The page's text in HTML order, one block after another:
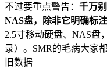
不过要重点警告： 千万
NAS盘，除非它明确标
2.5寸移动硬盘、NAS盘
录）。SMR的毛病大家
旧数据